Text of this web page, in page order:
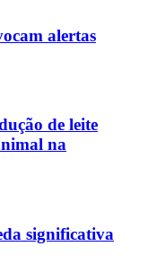
alertas
de leite
na
significativa